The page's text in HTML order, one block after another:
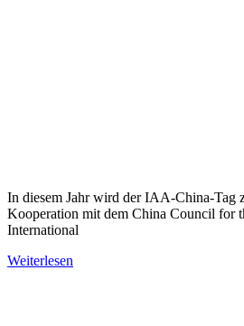
In diesem Jahr wird der IAA-China-Tag
Kooperation mit dem China Council for
International
Weiterlesen